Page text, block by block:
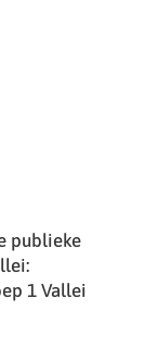
publieke
1 Vallei